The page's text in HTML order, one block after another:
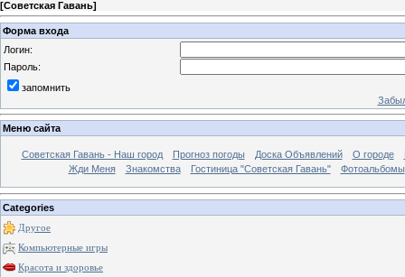
[Советская Гавань]
Форма входа
Логин:
Пароль:
запомнить
Меню сайта
Советская Гавань - Наш город Прогноз погоды Доска Объявлений О городе
Жди Меня
Знакомства Гостиница "Советская Гавань" Фотоальбомы
Categories
Другое
Компьютерные игры
Красота и здоровье